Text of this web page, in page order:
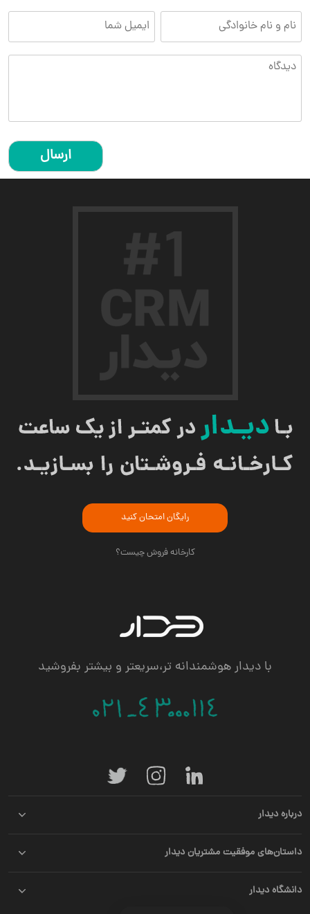
رایگان امتحان کنید
کارخانه فروش چیست؟
با دیدار هوشمندانه تر،سریعتر و بیشتر بفروشید
درباره دیدار
داستان‌های موفقیت مشتریان دیدار
دانشگاه دیدار